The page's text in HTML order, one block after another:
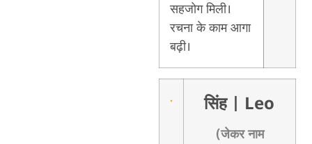
सहजोग मिली।
रचना के काम आगा
बढ़ी।
सिंह | Leo
(जेकर नाम